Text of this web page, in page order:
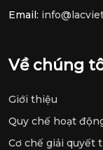
Email:
Về chúng
Giới thiệu
Quy chế hoạt
Cơ chế giải quyết